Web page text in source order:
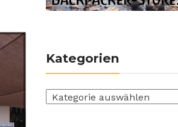
Kategorien
Kategorien